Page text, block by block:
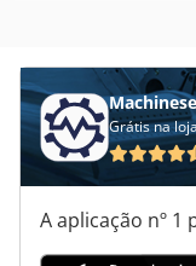
Hammel
Holtec
Hpp
Hss
Grátis na
A aplicação nº 1